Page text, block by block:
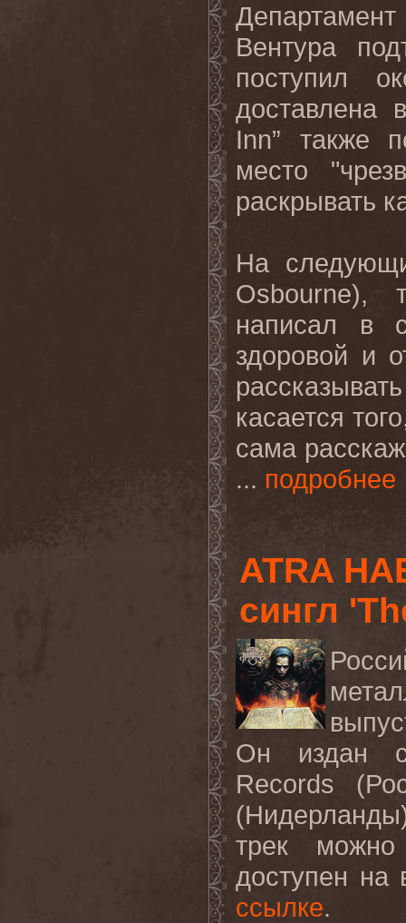
Вентура
поступил
доставлена
Inn” также
место
раскрывать
На
Osbourne),
написал в
здоровой и
касается
сама
... подробнее
ATRA
сингл
Он издан
Records
трек
доступен
ссылке.